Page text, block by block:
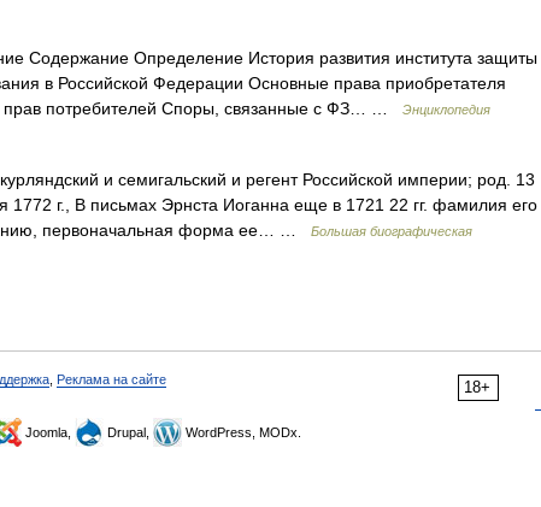
Содержание Определение История развития института защиты
в Российской Федерации Основные права приобретателя
прав потребителей Споры, связанные с ФЗ… …
Энциклопедия
и семигальский и регент Российской империи; род. 13
1772 г., В письмах Эрнста Иоганна еще в 1721 22 гг. фамилия его
первоначальная форма ее… …
Большая биографическая
18+
Реклама на сайте
Joomla, Drupal, WordPress, MODx.